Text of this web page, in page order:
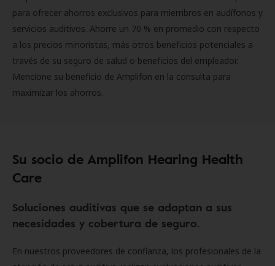
para ofrecer ahorros exclusivos para miembros en audífonos y
servicios auditivos. Ahorre un 70 % en promedio con respecto
a los precios minoristas, más otros beneficios potenciales a
través de su seguro de salud o beneficios del empleador.
Mencione su beneficio de Amplifon en la consulta para
maximizar los ahorros.
Su socio de Amplifon Hearing Health
Care
Soluciones auditivas que se adaptan a sus
necesidades y cobertura de seguro.
En nuestros proveedores de confianza, los profesionales de la